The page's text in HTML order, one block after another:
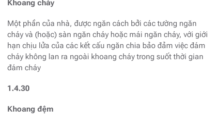
Khoang cháy
Một phần của nhà, được ngăn cách bởi các tường ngăn
cháy và (hoặc) sàn ngăn cháy hoặc mái ngăn cháy, với giới
hạn chịu lửa của các kết cấu ngăn chia bảo đảm việc đám
cháy không lan ra ngoài khoang cháy trong suốt thời gian
đám cháy
1.4.30
Khoang đệm